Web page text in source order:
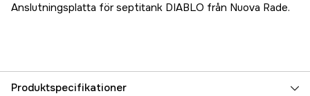
Anslutningsplatta för septitank DIABLO från Nuova Rade.
Produktspecifikationer